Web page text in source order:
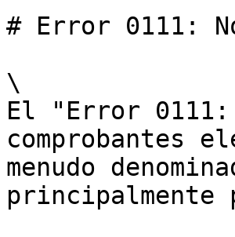
# Error 0111:
\
El "Error
comprobantes
menudo
principalmente